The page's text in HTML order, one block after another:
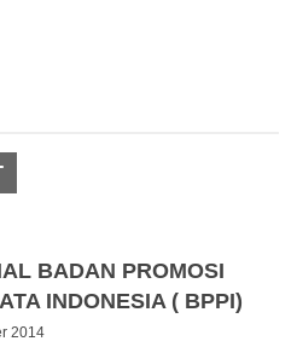
BADAN PROMOSI
INDONESIA ( BPPI)
2014